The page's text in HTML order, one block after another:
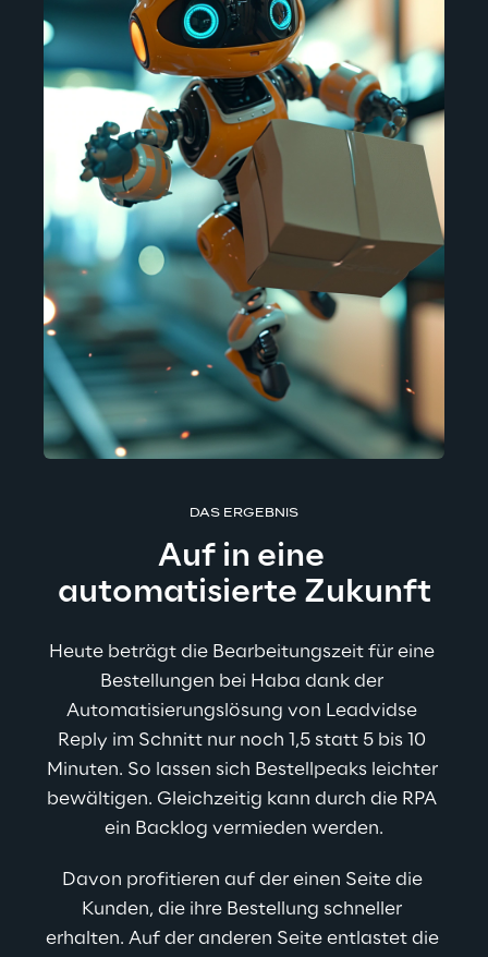
DAS ERGEBNIS
Auf in eine
automatisierte Zukunft
Heute beträgt die Bearbeitungszeit für eine
Bestellungen bei Haba dank der
Automatisierungslösung von Leadvidse
Reply im Schnitt nur noch 1,5 statt 5 bis 10
Minuten. So lassen sich Bestellpeaks leichter
bewältigen. Gleichzeitig kann durch die RPA
ein Backlog vermieden werden.
Davon profitieren auf der einen Seite die
Kunden, die ihre Bestellung schneller
erhalten. Auf der anderen Seite entlastet die